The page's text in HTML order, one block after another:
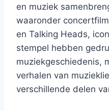
en muziek
waaronder
en Talking Heads,
stempel hebben
muziekgeschiedenis,
verhalen van
verschillende delen